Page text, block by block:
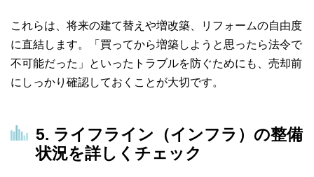
これらは、将来の建て替えや増改築、リフォームの自由度
に直結します。「買ってから増築しようと思ったら法令で
不可能だった」といったトラブルを防ぐためにも、売却前
にしっかり確認しておくことが大切です。
5. ライフライン（インフラ）の整備
状況を詳しくチェック